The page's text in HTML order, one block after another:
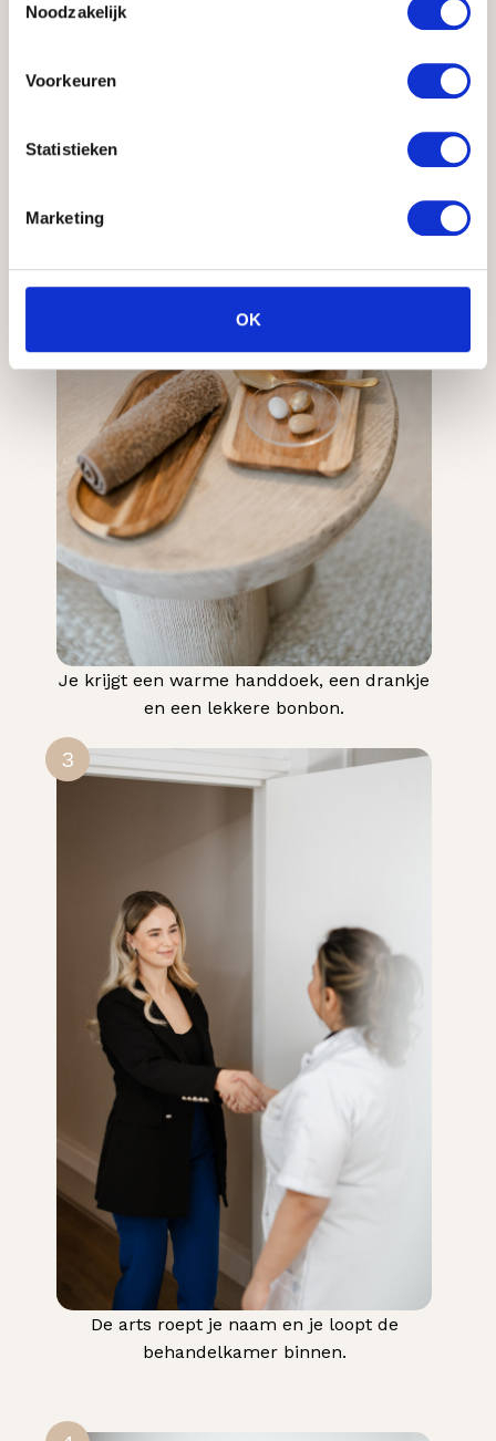
Noodzakelijk
Voorkeuren
Statistieken
Marketing
OK
Je krijgt een warme handdoek, een drankje
en een lekkere bonbon.
3
De arts roept je naam en je loopt de
behandelkamer binnen.